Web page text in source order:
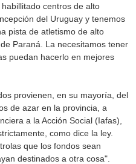
centros de alto
del Uruguay y tenemos
pista de atletismo de alto
Paraná. La necesitamos tener
puedan hacerlo en mejores
provienen, en su mayoría, del
de azar en la provincia, a
a la Acción Social (Iafas),
como dice la ley.
que los fondos sean
destinados a otra cosa".